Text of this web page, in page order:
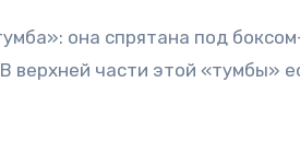
она спрятана под
части этой «тумбы»